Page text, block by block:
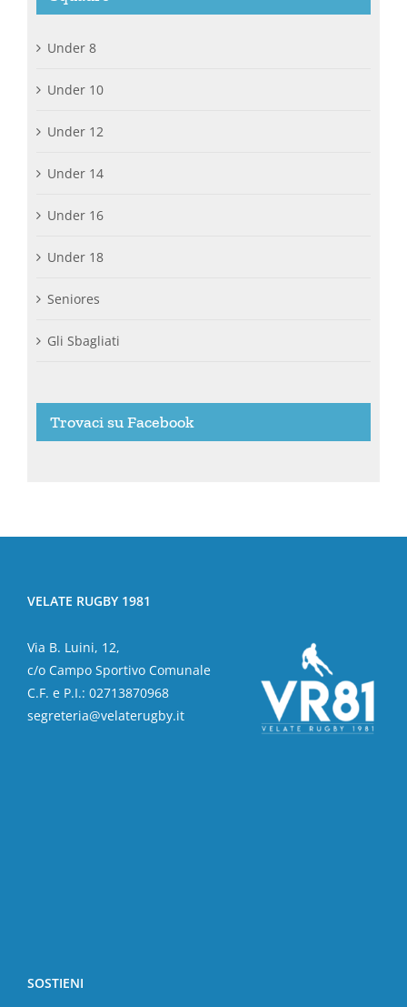
Under 8
Under 10
Under 12
Under 14
Under 16
Under 18
Seniores
Gli Sbagliati
Trovaci su Facebook
VELATE RUGBY 1981
Via B. Luini, 12,
c/o Campo Sportivo Comunale
C.F. e P.I.: 02713870968
segreteria@velaterugby.it
SOSTIENI